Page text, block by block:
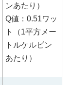
ンあたり）
Q値：0.51ワッ
ト（1平方メー
トルケルビン
あたり）